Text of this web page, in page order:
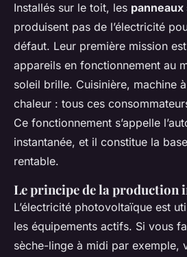
Installés sur le toit, les
produisent pas de l’électricité
défaut. Leur première mission
appareils en fonctionnement au
soleil brille. Cuisinière, machine
chaleur : tous ces
Ce fonctionnement s’appelle
instantanée, et il constitue la
rentable.
Le principe de la production
L’électricité photovoltaïque est
les équipements actifs. Si vous
sèche-linge à midi par exemple,